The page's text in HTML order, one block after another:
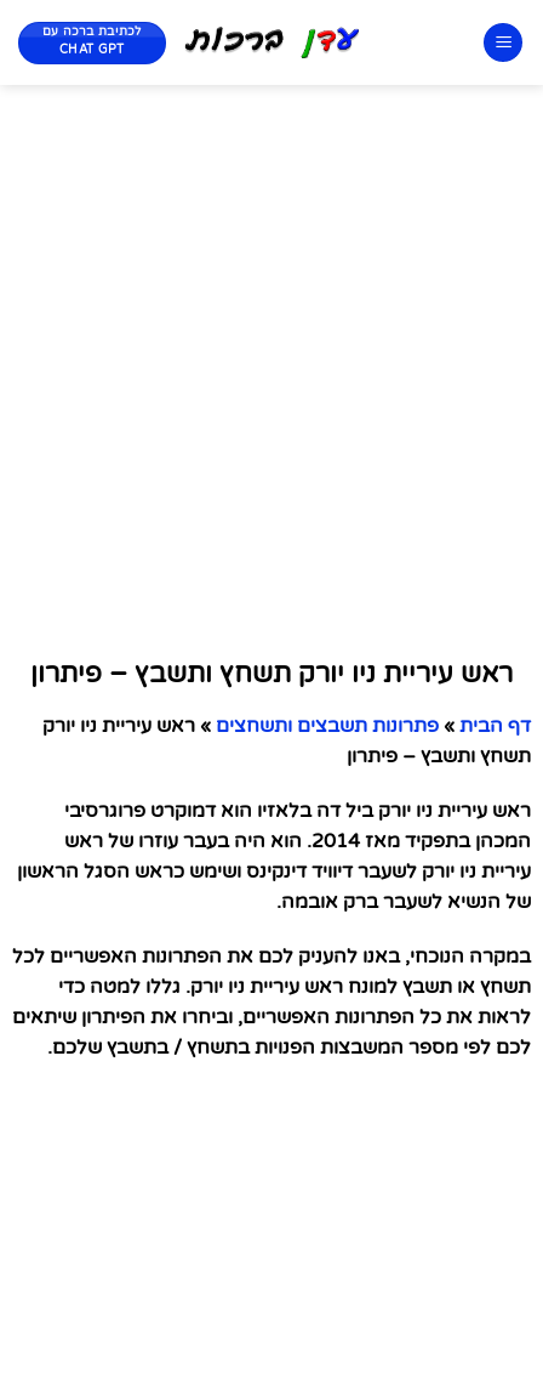
לכתיבת ברכה עם
CHAT GPT
ראש עיריית ניו יורק תשחץ ותשבץ – פיתרון
דף הבית » פתרונות תשבצים ותשחצים » ראש עיריית ניו יורק
תשחץ ותשבץ – פיתרון
ראש עיריית ניו יורק ביל דה בלאזיו הוא דמוקרט פרוגרסיבי
המכהן בתפקיד מאז 2014. הוא היה בעבר עוזרו של ראש
עיריית ניו יורק לשעבר דיוויד דינקינס ושימש כראש הסגל הראשון
של הנשיא לשעבר ברק אובמה.
במקרה הנוכחי, באנו להעניק לכם את הפתרונות האפשריים לכל
תשחץ או תשבץ למונח ראש עיריית ניו יורק. גללו למטה כדי
לראות את כל הפתרונות האפשריים, וביחרו את הפיתרון שיתאים
לכם לפי מספר המשבצות הפנויות בתשחץ / בתשבץ שלכם.